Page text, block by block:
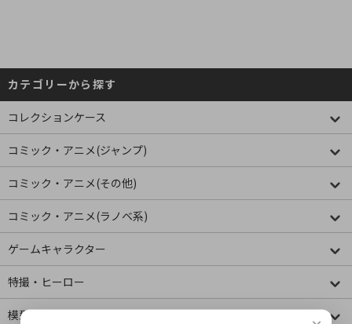
カテゴリーから探す
コレクションケース
コミック・アニメ(ジャンプ)
コミック・アニメ(その他)
コミック・アニメ(ラノベ系)
ゲームキャラクター
特撮・ヒーロー
模型・ミニチュア